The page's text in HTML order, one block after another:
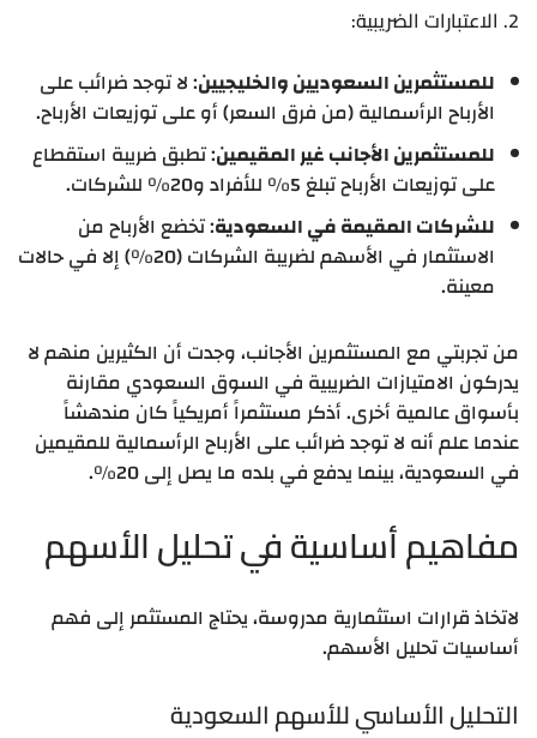
2. الاعتبارات الضريبية:
للمستثمرين السعوديين والخليجيين: لا توجد ضرائب على
الأرباح الرأسمالية (من فرق السعر) أو على توزيعات الأرباح.
للمستثمرين الأجانب غير المقيمين: تطبق ضريبة استقطاع
على توزيعات الأرباح تبلغ 5% للأفراد و20% للشركات.
للشركات المقيمة في السعودية: تخضع الأرباح من
الاستثمار في الأسهم لضريبة الشركات (20%) إلا في حالات
معينة.
من تجربتي مع المستثمرين الأجانب، وجدت أن الكثيرين منهم لا
يدركون الامتيازات الضريبية في السوق السعودي مقارنة
بأسواق عالمية أخرى. أذكر مستثمراً أمريكياً كان مندهشاً
عندما علم أنه لا توجد ضرائب على الأرباح الرأسمالية للمقيمين
في السعودية، بينما يدفع في بلده ما يصل إلى 20%.
مفاهيم أساسية في تحليل الأسهم
لاتخاذ قرارات استثمارية مدروسة، يحتاج المستثمر إلى فهم
أساسيات تحليل الأسهم.
التحليل الأساسي للأسهم السعودية